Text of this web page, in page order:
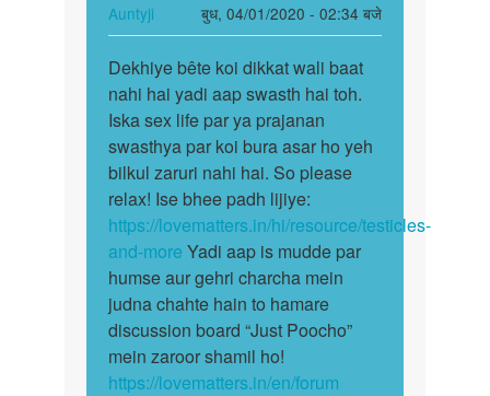
banana…
by
Auntyji
Auntyji
बुध, 04/01/2020 - 02:34 बजे
reply
to
Sar.mara.ak.aandkosh.ha.ma…
by
Vashu.sing
Dekhiye
bête
koi
dikkat
wali…
Dekhiye bête koi dikkat wali baat
nahi hai yadi aap swasth hai toh.
Iska sex life par ya prajanan
swasthya par koi bura asar ho yeh
bilkul zaruri nahi hai. So please
relax! Ise bhee padh lijiye:
https://lovematters.in/hi/resource/testicles-
and-more Yadi aap is mudde par
humse aur gehri charcha mein
judna chahte hain to hamare
discussion board “Just Poocho”
mein zaroor shamil ho!
https://lovematters.in/en/forum